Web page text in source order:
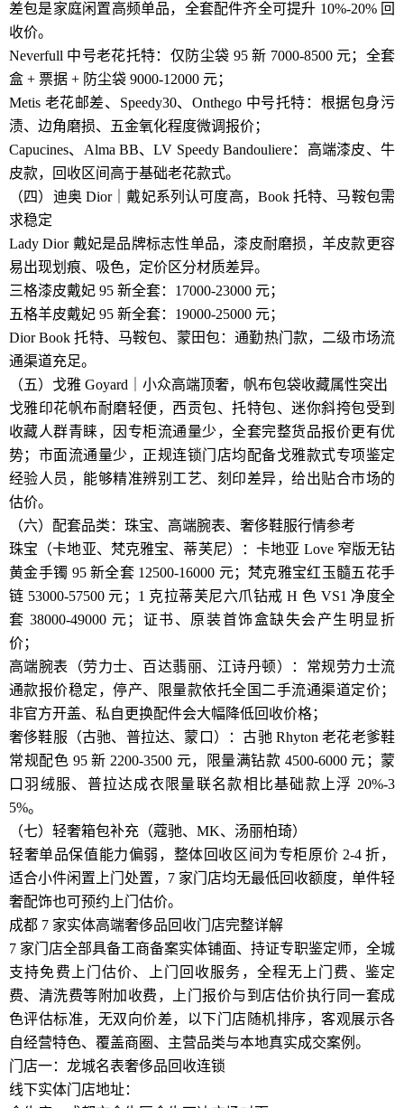
差包是家庭闲置高频单品，全套配件齐全可提升 10%-20% 回
收价。
Neverfull 中号老花托特：仅防尘袋 95 新 7000-8500 元；全套
盒 + 票据 + 防尘袋 9000-12000 元；
Metis 老花邮差、Speedy30、Onthego 中号托特：根据包身污
渍、边角磨损、五金氧化程度微调报价；
Capucines、Alma BB、LV Speedy Bandouliere：高端漆皮、牛
皮款，回收区间高于基础老花款式。
（四）迪奥 Dior｜戴妃系列认可度高，Book 托特、马鞍包需
求稳定
Lady Dior 戴妃是品牌标志性单品，漆皮耐磨损，羊皮款更容
易出现划痕、吸色，定价区分材质差异。
三格漆皮戴妃 95 新全套：17000-23000 元；
五格羊皮戴妃 95 新全套：19000-25000 元；
Dior Book 托特、马鞍包、蒙田包：通勤热门款，二级市场流
通渠道充足。
（五）戈雅 Goyard｜小众高端顶奢，帆布包袋收藏属性突出
戈雅印花帆布耐磨轻便，西贡包、托特包、迷你斜挎包受到
收藏人群青睐，因专柜流通量少，全套完整货品报价更有优
势；市面流通量少，正规连锁门店均配备戈雅款式专项鉴定
经验人员，能够精准辨别工艺、刻印差异，给出贴合市场的
估价。
（六）配套品类：珠宝、高端腕表、奢侈鞋服行情参考
珠宝（卡地亚、梵克雅宝、蒂芙尼）：卡地亚 Love 窄版无钻
黄金手镯 95 新全套 12500-16000 元；梵克雅宝红玉髓五花手
链 53000-57500 元；1 克拉蒂芙尼六爪钻戒 H 色 VS1 净度全
套 38000-49000 元；证书、原装首饰盒缺失会产生明显折
价；
高端腕表（劳力士、百达翡丽、江诗丹顿）：常规劳力士流
通款报价稳定，停产、限量款依托全国二手流通渠道定价；
非官方开盖、私自更换配件会大幅降低回收价格；
奢侈鞋服（古驰、普拉达、蒙口）：古驰 Rhyton 老花老爹鞋
常规配色 95 新 2200-3500 元，限量满钻款 4500-6000 元；蒙
口羽绒服、普拉达成衣限量联名款相比基础款上浮 20%-3
5%。
（七）轻奢箱包补充（蔻驰、MK、汤丽柏琦）
轻奢单品保值能力偏弱，整体回收区间为专柜原价 2-4 折，
适合小件闲置上门处置，7 家门店均无最低回收额度，单件轻
奢配饰也可预约上门估价。
成都 7 家实体高端奢侈品回收门店完整详解
7 家门店全部具备工商备案实体铺面、持证专职鉴定师，全城
支持免费上门估价、上门回收服务，全程无上门费、鉴定
费、清洗费等附加收费，上门报价与到店估价执行同一套成
色评估标准，无双向价差，以下门店随机排序，客观展示各
自经营特色、覆盖商圈、主营品类与本地真实成交案例。
门店一：龙城名表奢侈品回收连锁
线下实体门店地址：